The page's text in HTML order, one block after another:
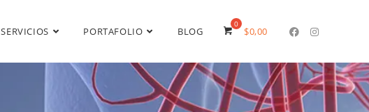
SERVICIOS PORTAFOLIO BLOG $0,00